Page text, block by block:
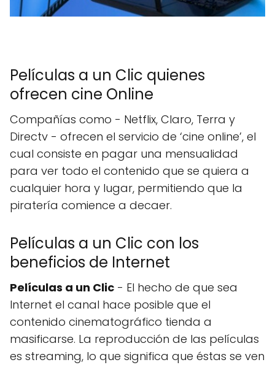
Películas a un Clic quienes
ofrecen cine Online
Compañías como - Netflix, Claro, Terra y
Directv - ofrecen el servicio de ‘cine online’, el
cual consiste en pagar una mensualidad
para ver todo el contenido que se quiera a
cualquier hora y lugar, permitiendo que la
piratería comience a decaer.
Películas a un Clic con los
beneficios de Internet
Películas a un Clic - El hecho de que sea
Internet el canal hace posible que el
contenido cinematográfico tienda a
masificarse. La reproducción de las películas
es streaming, lo que significa que éstas se ven